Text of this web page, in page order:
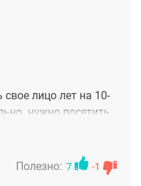
лицо лет на 10-
нужно посетить
Белого. Он вам
ваши нюансы. Как в
тип строения лица,
Полезно: 7 -1